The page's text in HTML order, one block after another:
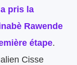
pris la
Rawende
étape.
Cisse